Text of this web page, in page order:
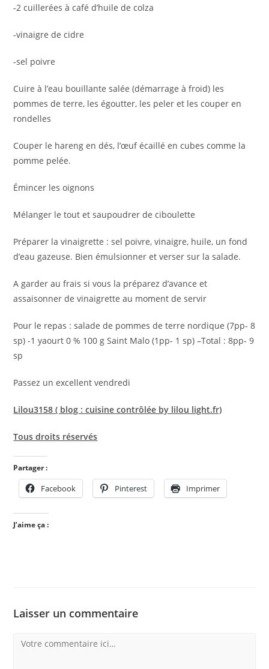
-2 cuillerées à café d’huile de colza
-vinaigre de cidre
-sel poivre
Cuire à l’eau bouillante salée (démarrage à froid) les
pommes de terre, les égoutter, les peler et les couper en
rondelles
Couper le hareng en dés, l’œuf écaillé en cubes comme la
pomme pelée.
Émincer les oignons
Mélanger le tout et saupoudrer de ciboulette
Préparer la vinaigrette : sel poivre, vinaigre, huile, un fond
d’eau gazeuse. Bien émulsionner et verser sur la salade.
A garder au frais si vous la préparez d’avance et
assaisonner de vinaigrette au moment de servir
Pour le repas : salade de pommes de terre nordique (7pp- 8
sp) -1 yaourt 0 % 100 g Saint Malo (1pp- 1 sp) –Total : 8pp- 9
sp
Passez un excellent vendredi
Lilou3158 ( blog : cuisine contrôlée by lilou light.fr)
Tous droits réservés
Partager :
Facebook Pinterest Imprimer
J’aime ça :
Laisser un commentaire
Comment